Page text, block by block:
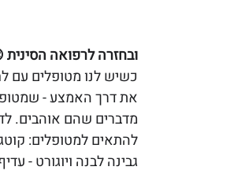
ובחזרה לרפואה הסינית
כשיש לנו מטופלים עם
את דרך האמצע -
מדברים שהם אוהבים.
להתאים למטופלים:
גבינה לבנה ויוגורט -